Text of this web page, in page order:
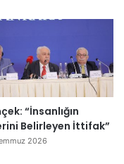
“İnsanlığın
Belirleyen İttifak”
2026